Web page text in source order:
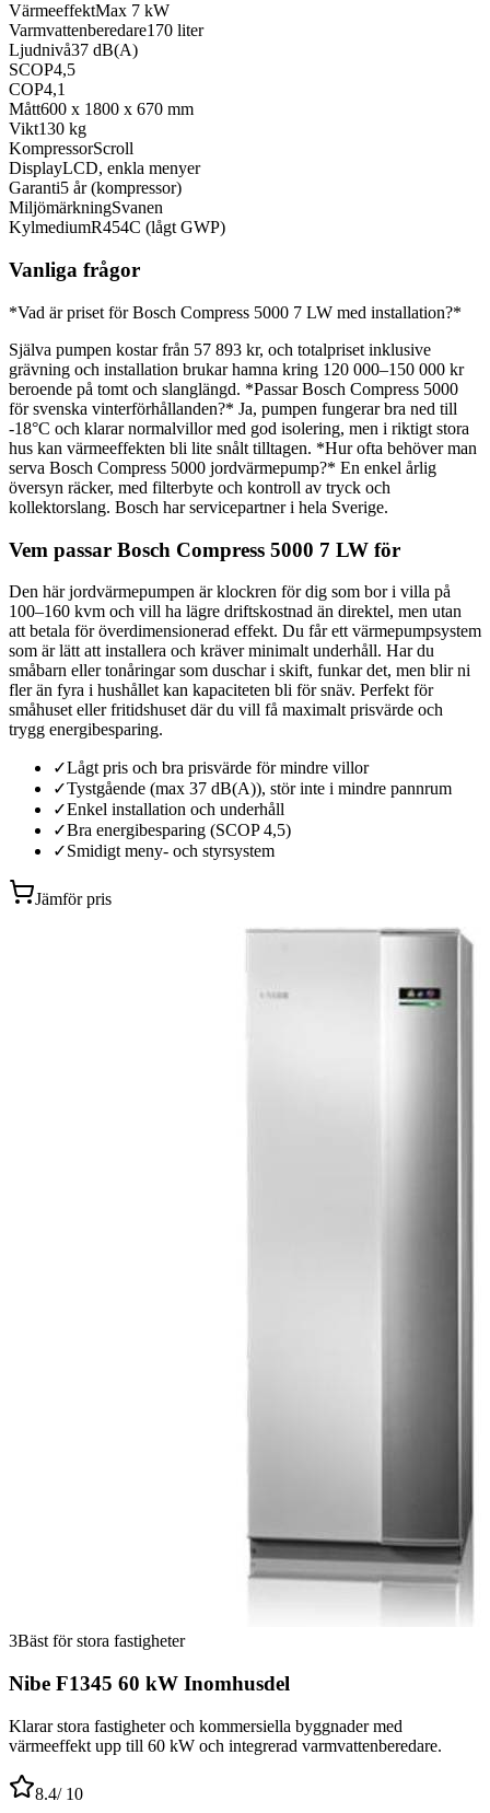
VärmeeffektMax 7 kW
Varmvattenberedare170 liter
Ljudnivå37 dB(A)
SCOP4,5
COP4,1
Mått600 x 1800 x 670 mm
Vikt130 kg
KompressorScroll
DisplayLCD, enkla menyer
Garanti5 år (kompressor)
MiljömärkningSvanen
KylmediumR454C (lågt GWP)
Vanliga frågor
*Vad är priset för Bosch Compress 5000 7 LW med installation?*
Själva pumpen kostar från 57 893 kr, och totalpriset inklusive
grävning och installation brukar hamna kring 120 000–150 000 kr
beroende på tomt och slanglängd. *Passar Bosch Compress 5000
för svenska vinterförhållanden?* Ja, pumpen fungerar bra ned till
-18°C och klarar normalvillor med god isolering, men i riktigt stora
hus kan värmeeffekten bli lite snålt tilltagen. *Hur ofta behöver man
serva Bosch Compress 5000 jordvärmepump?* En enkel årlig
översyn räcker, med filterbyte och kontroll av tryck och
kollektorslang. Bosch har servicepartner i hela Sverige.
Vem passar Bosch Compress 5000 7 LW för
Den här jordvärmepumpen är klockren för dig som bor i villa på
100–160 kvm och vill ha lägre driftskostnad än direktel, men utan
att betala för överdimensionerad effekt. Du får ett värmepumpsystem
som är lätt att installera och kräver minimalt underhåll. Har du
småbarn eller tonåringar som duschar i skift, funkar det, men blir ni
fler än fyra i hushållet kan kapaciteten bli för snäv. Perfekt för
småhuset eller fritidshuset där du vill få maximalt prisvärde och
trygg energibesparing.
✓Lågt pris och bra prisvärde för mindre villor
✓Tystgående (max 37 dB(A)), stör inte i mindre pannrum
✓Enkel installation och underhåll
✓Bra energibesparing (SCOP 4,5)
✓Smidigt meny- och styrsystem
Jämför pris
3Bäst för stora fastigheter
Nibe F1345 60 kW Inomhusdel
Klarar stora fastigheter och kommersiella byggnader med
värmeeffekt upp till 60 kW och integrerad varmvattenberedare.
8.4/ 10